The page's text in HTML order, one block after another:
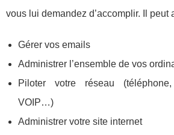
vous lui demandez d’accomplir. Il peut
Gérer vos emails
Administrer l’ensemble de vos
Piloter votre réseau (téléphone,
VOIP…)
Administrer votre site internet